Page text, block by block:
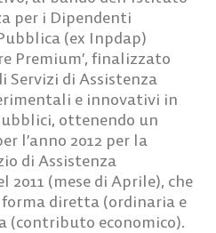
per i Dipendenti
(ex Inpdap)
Premium’, finalizzato
Servizi di Assistenza
e innovativi in
ottenendo un
l’anno 2012 per la
di Assistenza
(mese di Aprile), che
forma diretta (ordinaria e
(contributo economico).